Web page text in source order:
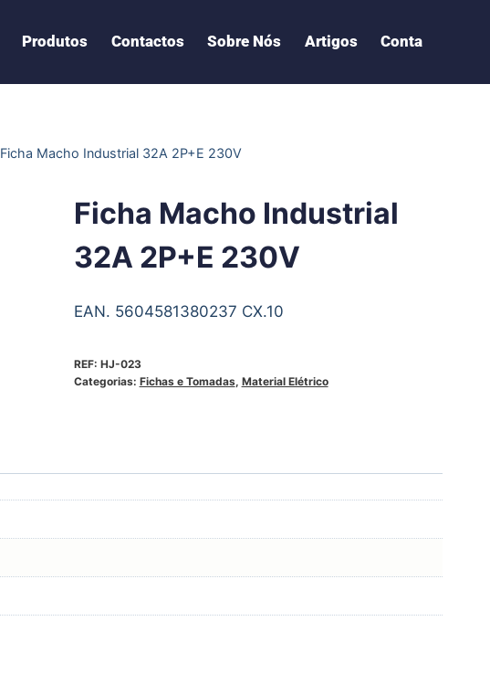
Produtos Contactos Sobre Nós Artigos Conta
Ficha Macho Industrial 32A 2P+E 230V
Ficha Macho Industrial
32A 2P+E 230V
EAN. 5604581380237 CX.10
REF: HJ-023
Categorias: Fichas e Tomadas, Material Elétrico